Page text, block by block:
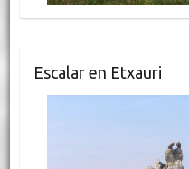
Escalar en Etxauri